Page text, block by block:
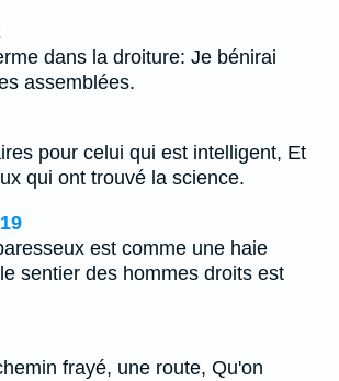
dans la droiture: Je bénirai
assemblées.
pour celui qui est intelligent, Et
qui ont trouvé la science.
est comme une haie
sentier des hommes droits est
frayé, une route, Qu'on